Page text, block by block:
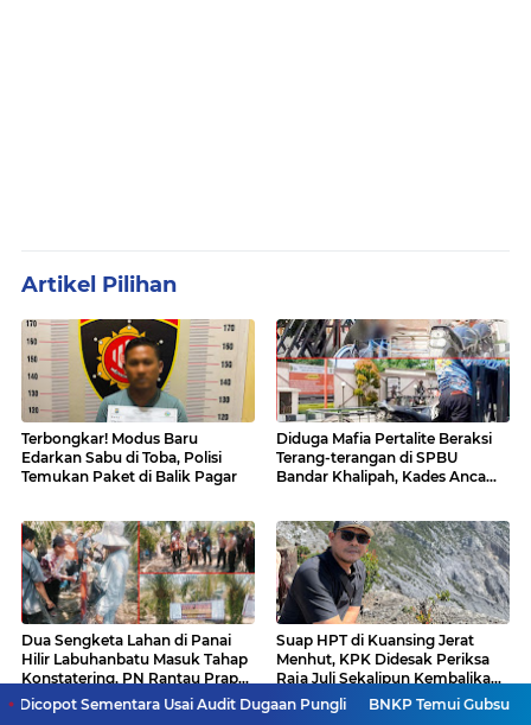
Artikel Pilihan
Terbongkar! Modus Baru
Edarkan Sabu di Toba, Polisi
Temukan Paket di Balik Pagar
Diduga Mafia Pertalite Beraksi
Terang-terangan di SPBU
Bandar Khalipah, Kades Ancam
Dua Sengketa Lahan di Panai
Hilir Labuhanbatu Masuk Tahap
Konstatering, PN Rantau Prapat
Tetap Lanjut Meski Ada
Keberatan
Suap HPT di Kuansing Jerat
Menhut, KPK Didesak Periksa
Raja Juli Sekalipun Kembalikan
Amplop
Usai Audit Dugaan Pungli BNKP Temui Gubsu Bobby,